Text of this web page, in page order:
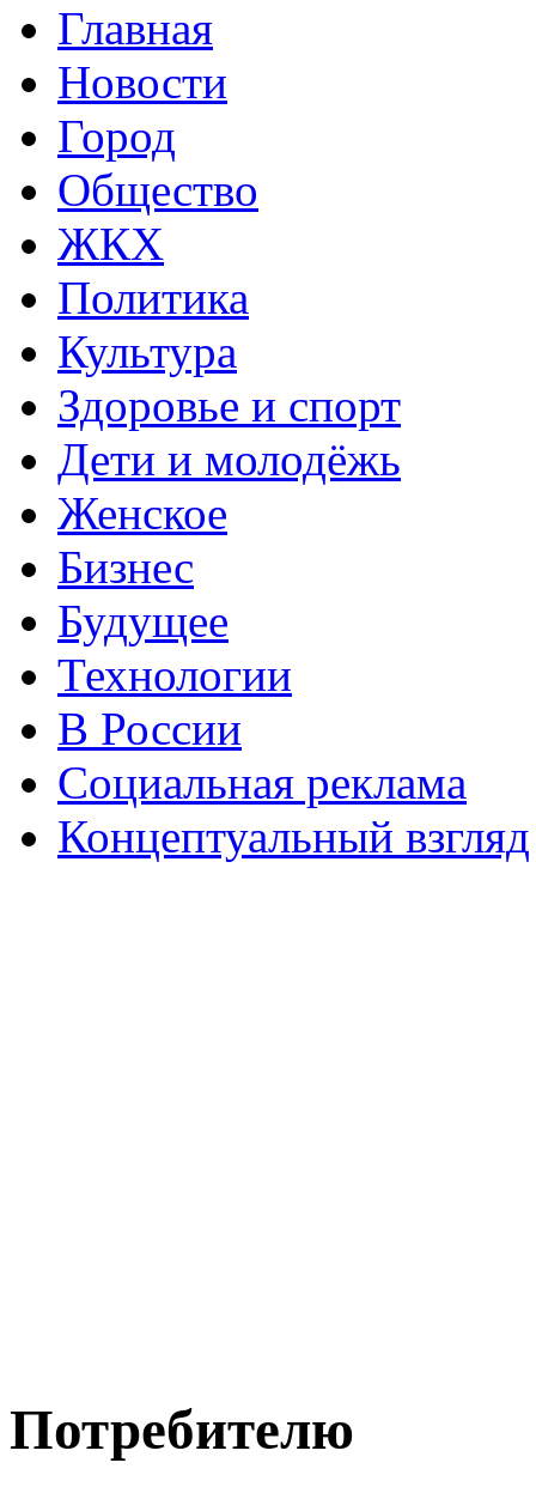
Главная
Новости
Город
Общество
ЖКХ
Политика
Культура
Здоровье и спорт
Дети и молодёжь
Женское
Бизнес
Будущее
Технологии
В России
Социальная реклама
Концептуальный взгляд
Потребителю